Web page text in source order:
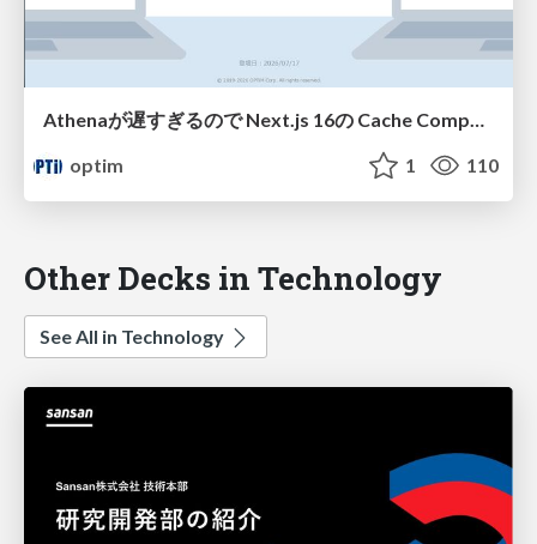
Athenaが遅すぎるので Next.js 16の Cache Componentsで倒してみた
optim
1 110
Other Decks in Technology
See All in Technology